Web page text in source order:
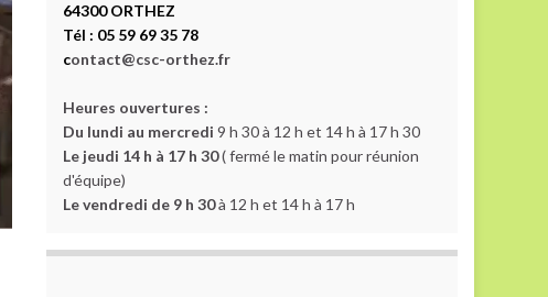
64300 ORTHEZ
Tél : 05 59 69 35 78
contact@csc-orthez.fr
Heures ouvertures :
Du lundi au mercredi 9 h 30 à 12 h et 14 h à 17 h 30
Le jeudi 14 h à 17 h 30( fermé le matin pour réunion
d'équipe)
Le vendredi de 9 h 30à 12 h et 14 h à 17 h